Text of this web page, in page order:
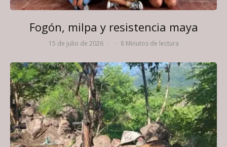
Fogón, milpa y resistencia maya
15 de julio de 2026 · · 8 Minutos de lectura